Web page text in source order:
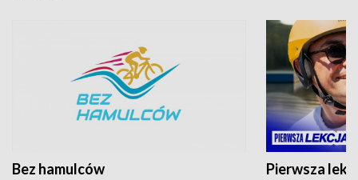
Bez hamulców Pierwsza